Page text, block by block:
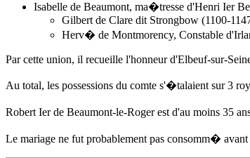
Isabelle de Beaumont, ma�tresse d'Henri Ier
Gilbert de Clare dit Strongbow (1100-
Herv� de Montmorency, Constable
Par cette union, il recueille l'honneur d'Elbeuf-sur-
Au total, les possessions du comte s'�talaient sur 3
Robert Ier de Beaumont-le-Roger est d'au moins
Le mariage ne fut probablement pas consomm�